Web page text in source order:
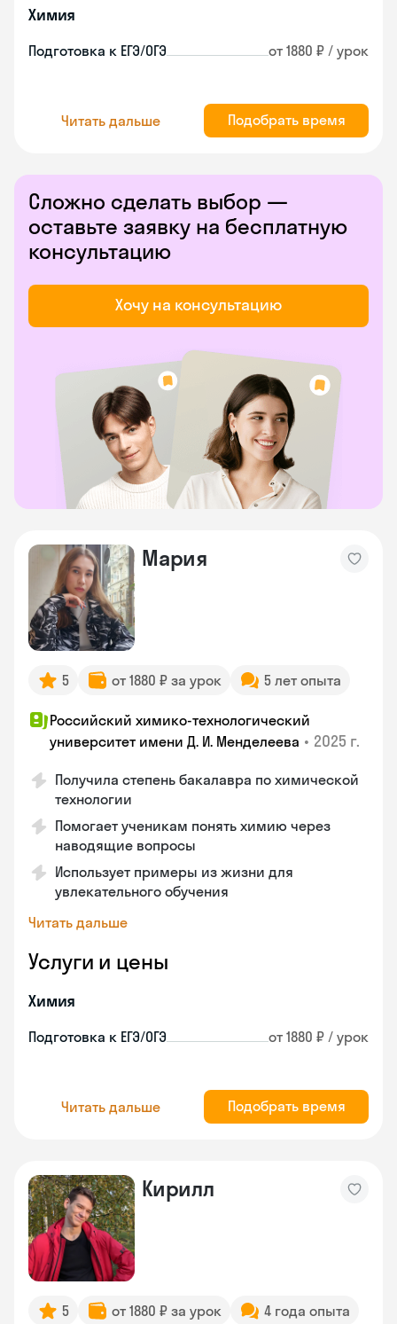
Химия
Подготовка к ЕГЭ/ОГЭ от 1880 ₽ / урок
Читать дальше Подобрать время
Сложно сделать выбор —
оставьте заявку на бесплатную
консультацию
Хочу на консультацию
Мария
5 от 1880 ₽ за урок 5 лет опыта
Российский химико-технологический
университет имени Д. И. Менделеева • 2025 г.
Получила степень бакалавра по химической
технологии
Помогает ученикам понять химию через
наводящие вопросы
Использует примеры из жизни для
увлекательного обучения
Читать дальше
Услуги и цены
Химия
Подготовка к ЕГЭ/ОГЭ от 1880 ₽ / урок
Читать дальше Подобрать время
Кирилл
5 от 1880 ₽ за урок 4 года опыта